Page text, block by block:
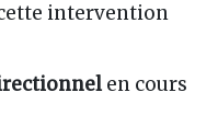
intervention
en cours